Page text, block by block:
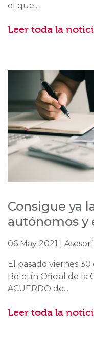
el que...
Leer toda la
Consigue ya
autónomos y
06 May 2021 |
El pasado viernes
Boletín Oficial de la
ACUERDO de...
Leer toda la